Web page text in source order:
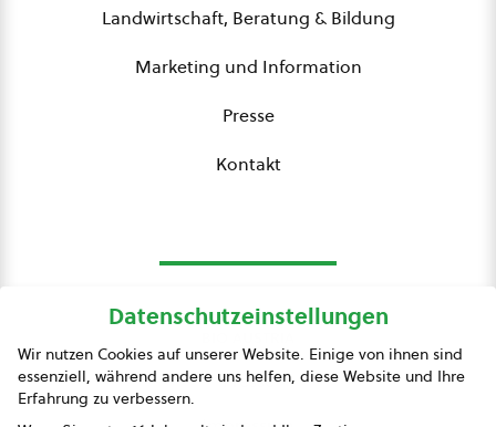
Landwirtschaft, Beratung & Bildung
Marketing und Information
Presse
Kontakt
Presse
Datenschutzeinstellungen
Wir nutzen Cookies auf unserer Website. Einige von ihnen sind
essenziell, während andere uns helfen, diese Website und Ihre
Erfahrung zu verbessern.